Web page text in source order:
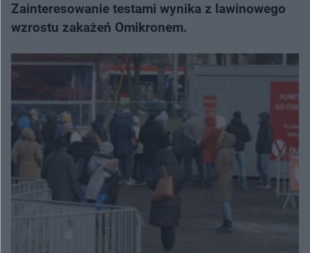
Zainteresowanie testami wynika z lawinowego
wzrostu zakażeń Omikronem.